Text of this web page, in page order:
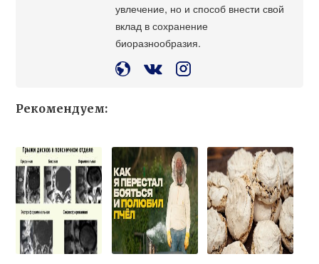
увлечение, но и способ внести свой
вклад в сохранение
биоразнообразия.
Рекомендуем: